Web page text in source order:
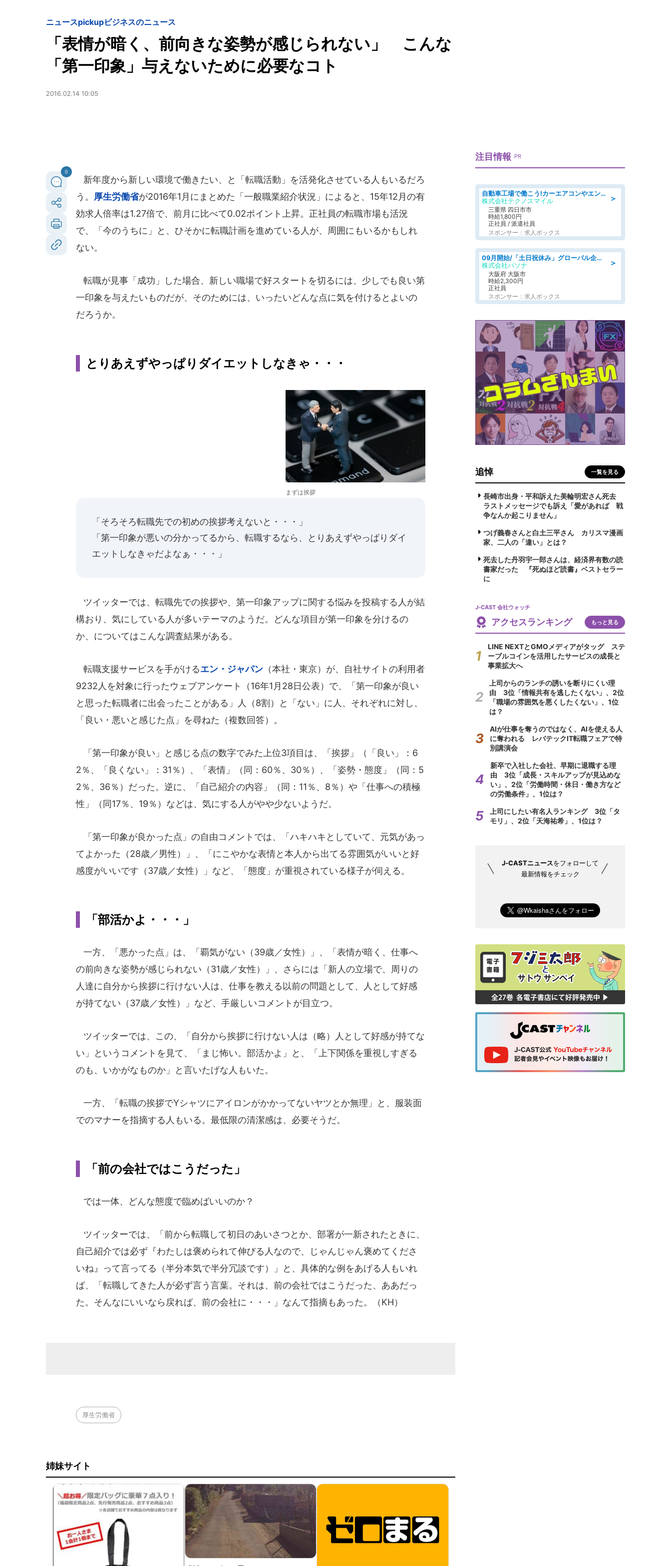
ニュースpickupビジネスのニュース
「表情が暗く、前向きな姿勢が感じられない」 こんな
「第一印象」与えないために必要なコト
2016.02.14 10:05
0
新年度から新しい環境で働きたい、と「転職活動」を活発化させている人もいるだろ
う。 厚生労働省が2016年1月にまとめた「一般職業紹介状況」によると、15年12月の有
効求人倍率は1.27倍で、前月に比べて0.02ポイント上昇。正社員の転職市場も活況
で、「今のうちに」と、ひそかに転職計画を進めている人が、周囲にもいるかもしれ
ない。
転職が見事「成功」した場合、新しい職場で好スタートを切るには、少しでも良い第
一印象を与えたいものだが、そのためには、いったいどんな点に気を付けるとよいの
だろうか。
とりあえずやっぱりダイエットしなきゃ・・・
まずは挨拶
「そろそろ転職先での初めの挨拶考えないと・・・」
「第一印象が悪いの分かってるから、転職するなら、とりあえずやっぱりダイ
エットしなきゃだよなぁ・・・」
ツイッターでは、転職先での挨拶や、第一印象アップに関する悩みを投稿する人が結
構おり、気にしている人が多いテーマのようだ。どんな項目が第一印象を分けるの
か、についてはこんな調査結果がある。
転職支援サービスを手がけるエン・ジャパン （本社・東京）が、自社サイトの利用者
9232人を対象に行ったウェブアンケート（16年1月28日公表）で、「第一印象が良い
と思った転職者に出会ったことがある」人（8割）と「ない」に人、それぞれに対し、
「良い・悪いと感じた点」を尋ねた（複数回答）。
「第一印象が良い」と感じる点の数字でみた上位3項目は、「挨拶」（「良い」：6
2％、「良くない」：31％）、「表情」（同：60％、30％）、「姿勢・態度」（同：5
2％、36％）だった。逆に、「自己紹介の内容」（同：11％、8％）や「仕事への積極
性」（同17％、19％）などは、気にする人がやや少ないようだ。
「第一印象が良かった点」の自由コメントでは、「ハキハキとしていて、元気があっ
てよかった（28歳／男性）」、「にこやかな表情と本人から出てる雰囲気がいいと好
感度がいいです（37歳／女性）」など、「態度」が重視されている様子が伺える。
「部活かよ・・・」
一方、「悪かった点」は、「覇気がない（39歳／女性）」、「表情が暗く、仕事へ
の前向きな姿勢が感じられない（31歳／女性）」、さらには「新人の立場で、周りの
人達に自分から挨拶に行けない人は、仕事を教える以前の問題として、人として好感
が持てない（37歳／女性）」など、手厳しいコメントが目立つ。
ツイッターでは、この、「自分から挨拶に行けない人は（略）人として好感が持てな
い」というコメントを見て、「まじ怖い。部活かよ」と、「上下関係を重視しすぎる
のも、いかがなものか」と言いたげな人もいた。
一方、「転職の挨拶でYシャツにアイロンがかかってないヤツとか無理」と、服装面
でのマナーを指摘する人もいる。最低限の清潔感は、必要そうだ。
「前の会社ではこうだった」
では一体、どんな態度で臨めばいいのか？
ツイッターでは、「前から転職して初日のあいさつとか、部署が一新されたときに、
自己紹介では必ず『わたしは褒められて伸びる人なので、じゃんじゃん褒めてくださ
いね』って言ってる（半分本気で半分冗談です）」と、具体的な例をあげる人もいれ
ば、「転職してきた人が必ず言う言葉。それは、前の会社ではこうだった、ああだっ
た。そんなにいいなら戻れば、前の会社に・・・」なんて指摘もあった。（KH）
厚生労働省
姉妹サイト
注目情報 PR
＞
自動車工場で働こう!カーエアコンやエンジンの製造・加工業務/寮完備 denso aichi
株式会社テクノスマイル
三重県 四日市市
時給1,800円
正社員 / 派遣社員
スポンサー：求人ボックス
＞
09月開始/「土日祝休み」グローバル企業での産業保健のお仕事/保健師/高時給/残業なし/服装自由
株式会社パソナ
大阪府 大阪市
時給2,300円
正社員
スポンサー：求人ボックス
追悼 一覧を見る
長崎市出身・平和訴えた美輪明宏さん死去
ラストメッセージでも訴え「愛があれば 戦
争なんか起こりません」
つげ義春さんと白土三平さん カリスマ漫画
家、二人の「違い」とは？
死去した丹羽宇一郎さんは、経済界有数の読
書家だった 『死ぬほど読書』ベストセラー
に
J-CAST 会社ウォッチ
アクセスランキング もっと見る
LINE NEXTとGMOメディアがタッグ ステ
ーブルコインを活用したサービスの成長と
事業拡大へ
上司からのランチの誘いを断りにくい理
由 3位「情報共有を逃したくない」、2位
「職場の雰囲気を悪くしたくない」、1位
は？
AIが仕事を奪うのではなく、AIを使える人
に奪われる レバテックIT転職フェアで特
別講演会
新卒で入社した会社、早期に退職する理
由 3位「成長・スキルアップが見込めな
い」、2位「労働時間・休日・働き方など
の労働条件」、1位は？
上司にしたい有名人ランキング 3位「タ
モリ」、2位「天海祐希」、1位は？
J-CASTニュースをフォローして
最新情報をチェック